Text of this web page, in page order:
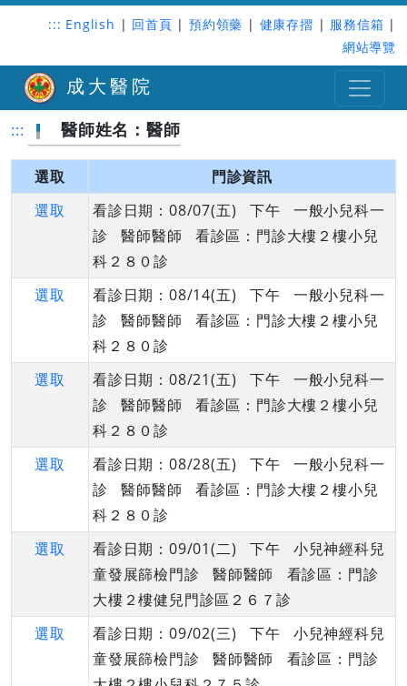
::: English | 回首頁 | 預約領藥 | 健康存摺 | 服務信箱 |
網站導覽
成大醫院
::: 醫師姓名：醫師
選取
門診資訊
選取
看診日期：08/07(五) 下午 一般小兒科一
診 醫師醫師 看診區：門診大樓２樓小兒
科２８０診
選取
看診日期：08/14(五) 下午 一般小兒科一
診 醫師醫師 看診區：門診大樓２樓小兒
科２８０診
選取
看診日期：08/21(五) 下午 一般小兒科一
診 醫師醫師 看診區：門診大樓２樓小兒
科２８０診
選取
看診日期：08/28(五) 下午 一般小兒科一
診 醫師醫師 看診區：門診大樓２樓小兒
科２８０診
選取
看診日期：09/01(二) 下午 小兒神經科兒
童發展篩檢門診 醫師醫師 看診區：門診
大樓２樓健兒門診區２６７診
選取
看診日期：09/02(三) 下午 小兒神經科兒
童發展篩檢門診 醫師醫師 看診區：門診